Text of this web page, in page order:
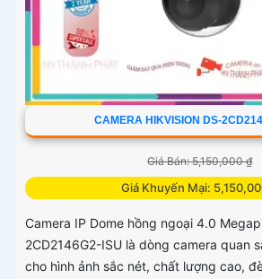
CAMERA HIKVISION DS-
Giá Bán: 5,150,000 ₫
Giá Khuyến Mại:
Camera IP Dome hồng ngoại 4.0
2CD2146G2-ISU là dòng camera quan
cho hình ảnh sắc nét, chất lượng cao,